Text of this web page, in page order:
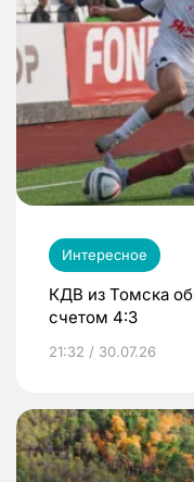
Интересное
КДВ из Томска
счетом 4:3
21:32 / 30.07.26